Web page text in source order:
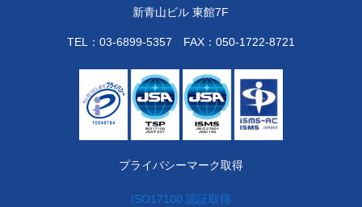
新青山ビル 東館7F
TEL： 03-6899-5357 FAX：050-1722-8721
プライバシーマーク取得
ISO17100 認証取得